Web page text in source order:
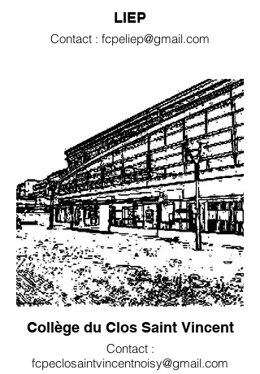
LIEP
Contact : fcpeliep@gmail.com
Collège du Clos Saint Vincent
Contact :
fcpeclosaintvincentnoisy@gmail.com